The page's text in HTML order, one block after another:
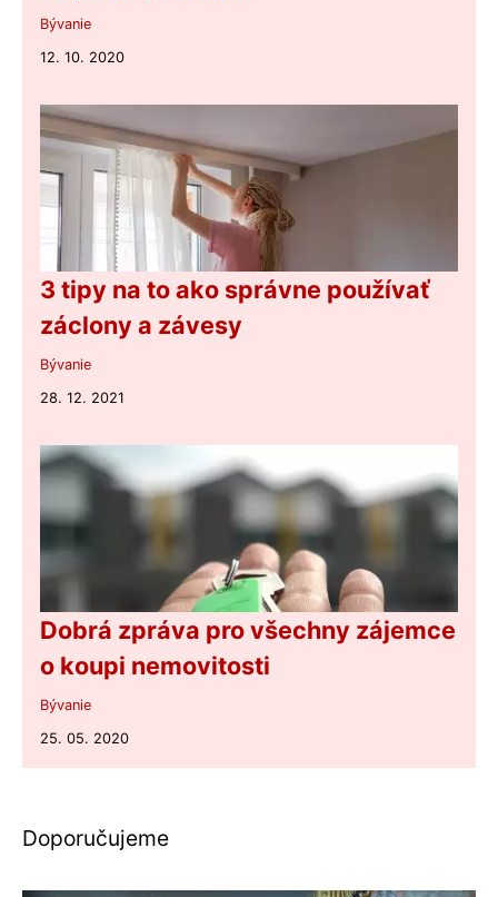
Bývanie
12. 10. 2020
3 tipy na to ako správne používať
záclony a závesy
Bývanie
28. 12. 2021
Dobrá zpráva pro všechny zájemce
o koupi nemovitosti
Bývanie
25. 05. 2020
Doporučujeme